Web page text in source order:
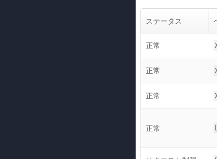
ステータス
正常
正常
正常
正常